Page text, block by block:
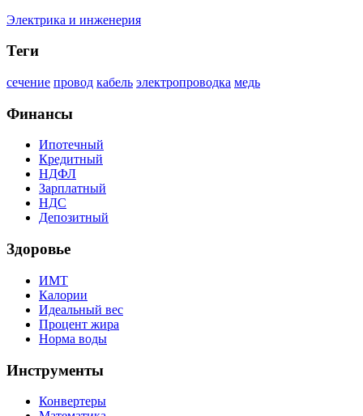
Электрика и инженерия
Теги
сечение провод кабель электропроводка медь
Финансы
Ипотечный
Кредитный
НДФЛ
Зарплатный
НДС
Депозитный
Здоровье
ИМТ
Калории
Идеальный вес
Процент жира
Норма воды
Инструменты
Конвертеры